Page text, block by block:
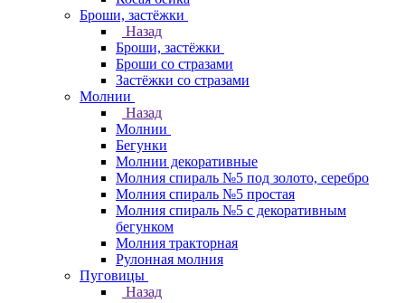
Броши, застёжки
Назад
Броши, застёжки
Броши со стразами
Застёжки со стразами
Молнии
Назад
Молнии
Бегунки
Молнии декоративные
Молния спираль №5 под золото, серебро
Молния спираль №5 простая
Молния спираль №5 с декоративным
бегунком
Молния тракторная
Рулонная молния
Пуговицы
Назад